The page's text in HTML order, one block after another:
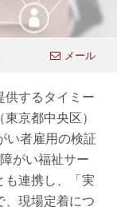
メール
供するタイミー
京都中央区）
い者雇用の検証
がい福祉サー
も連携し、「実
現場定着につ